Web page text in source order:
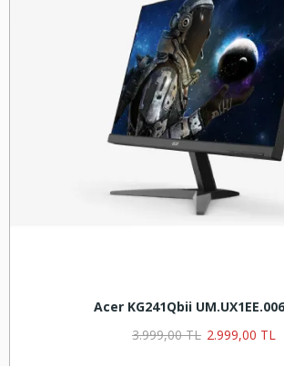
Acer KG241Qbii
3.999,00 TL 2.999,00 TL